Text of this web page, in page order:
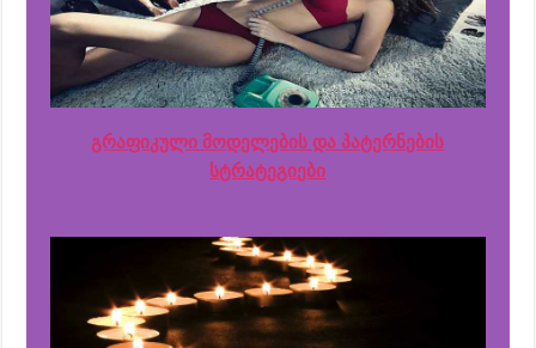
გრაფიკული მოდელების და პატერნების
სტრატეგიები